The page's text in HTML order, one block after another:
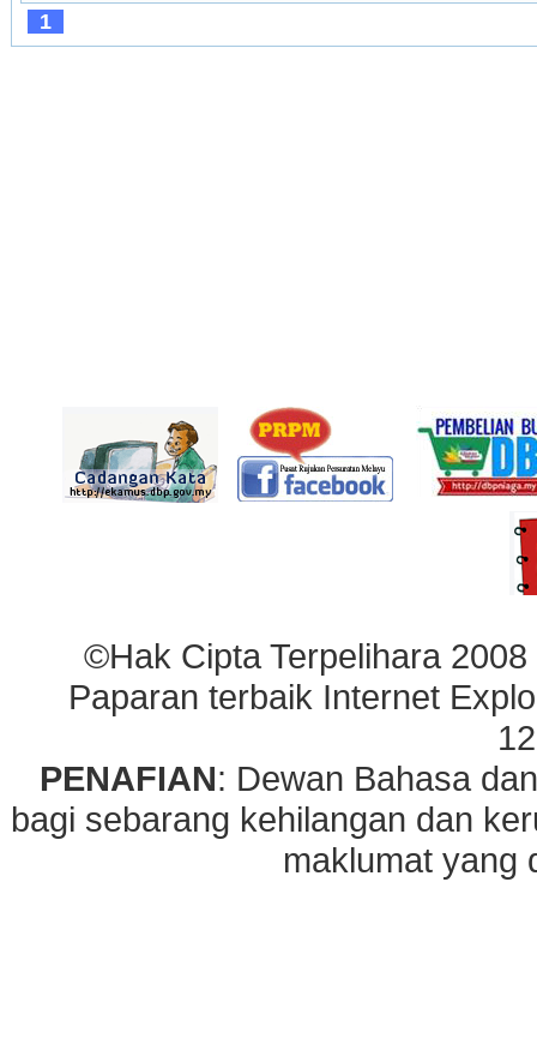
1
©Hak Cipta Terpelihara
Paparan terbaik Internet
PENAFIAN: Dewan Bahasa
bagi sebarang kehilangan dan
maklumat yang